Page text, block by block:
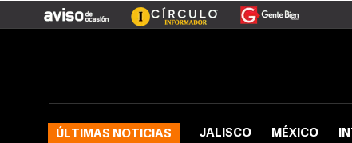
ÚLTIMAS NOTICIAS JALISCO MÉXICO